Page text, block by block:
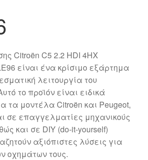
Citroën C5 2.2 HDI 4HX
είναι ένα κρίσιμο εξάρτημα
λειτουργία του
το προϊόν είναι ειδικά
τα μοντέλα Citroën και Peugeot,
σε επαγγελματίες μηχανικούς
και σε DIY (do-it-yourself)
αξιόπιστες λύσεις για
οχημάτων τους.